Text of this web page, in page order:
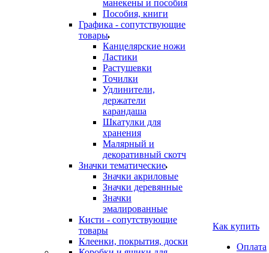
манекены и пособия
Пособия, книги
Графика - сопутствующие
товары
Канцелярские ножи
Ластики
Растушевки
Точилки
Удлинители,
держатели
карандаша
Шкатулки для
хранения
Малярный и
декоративный скотч
Значки тематические
Значки акриловые
Значки деревянные
Значки
эмалированные
Кисти - сопутствующие
товары
Клеенки, покрытия, доски
Как купить
Оплата